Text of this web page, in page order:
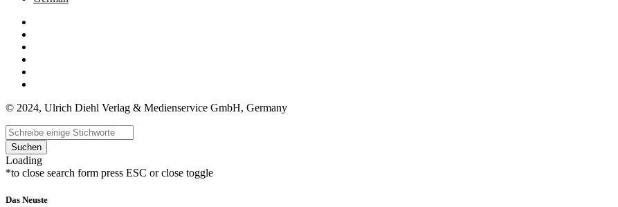
© 2024, Ulrich Diehl Verlag & Medienservice GmbH, Germany
Suchen
Loading
*to close search form press ESC or close toggle
Das Neuste